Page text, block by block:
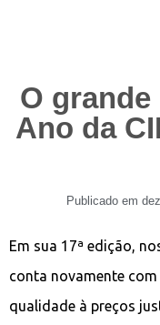
O grande
Ano da
Publicado em
Em sua 17ª edição,
conta novamente
qualidade à preços